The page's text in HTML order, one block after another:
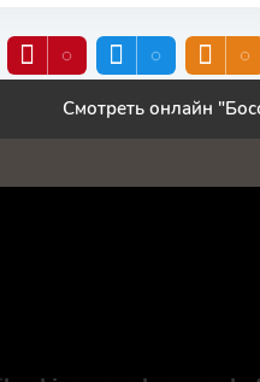
Смотреть онлайн